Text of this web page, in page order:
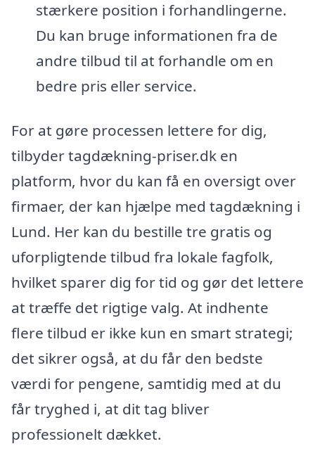
stærkere position i forhandlingerne.
Du kan bruge informationen fra de
andre tilbud til at forhandle om en
bedre pris eller service.
For at gøre processen lettere for dig,
tilbyder tagdækning-priser.dk en
platform, hvor du kan få en oversigt over
firmaer, der kan hjælpe med tagdækning i
Lund. Her kan du bestille tre gratis og
uforpligtende tilbud fra lokale fagfolk,
hvilket sparer dig for tid og gør det lettere
at træffe det rigtige valg. At indhente
flere tilbud er ikke kun en smart strategi;
det sikrer også, at du får den bedste
værdi for pengene, samtidig med at du
får tryghed i, at dit tag bliver
professionelt dækket.